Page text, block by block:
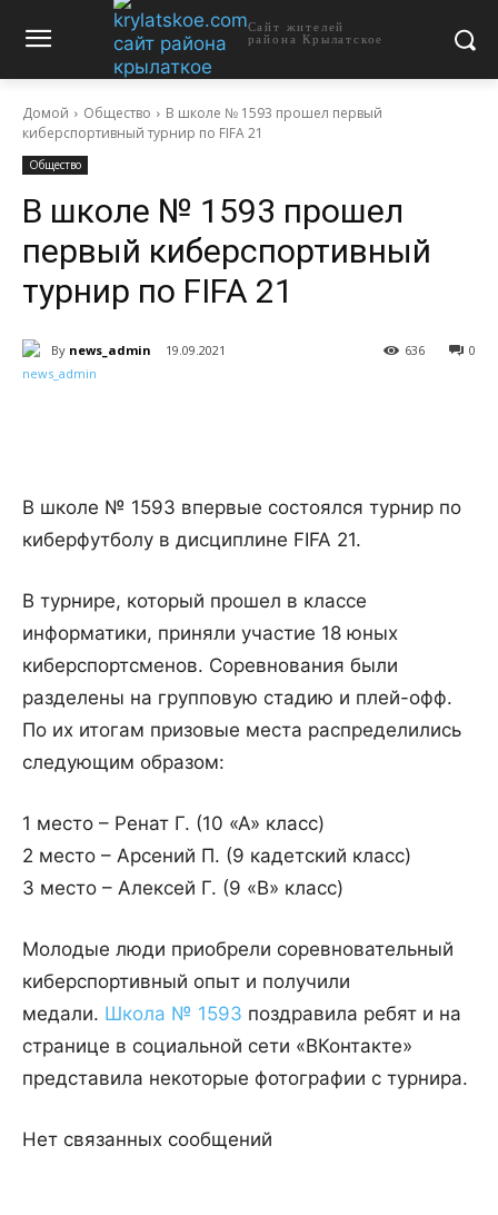
Сайт жителей
района Крылатское
Домой Общество
В школе № 1593 прошел первый
киберспортивный турнир по FIFA 21
Общество
В школе № 1593 прошел
первый киберспортивный
турнир по FIFA 21
By news_admin 19.09.2021 0
636
В школе № 1593 впервые состоялся турнир по
киберфутболу в дисциплине FIFA 21.
В турнире, который прошел в классе
информатики, приняли участие 18 юных
киберспортсменов. Соревнования были
разделены на групповую стадию и плей-офф.
По их итогам призовые места распределились
следующим образом:
1 место – Ренат Г. (10 «А» класс)
2 место – Арсений П. (9 кадетский класс)
3 место – Алексей Г. (9 «В» класс)
Молодые люди приобрели соревновательный
киберспортивный опыт и получили
медали. Школа № 1593 поздравила ребят и на
странице в социальной сети «ВКонтакте»
представила некоторые фотографии с турнира.
Нет связанных сообщений